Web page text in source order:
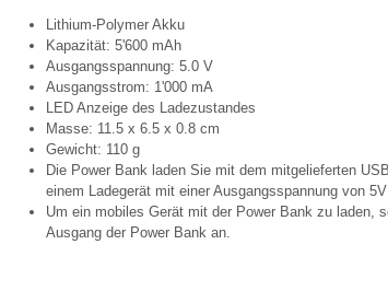
Lithium-Polymer Akku
Kapazität: 5'600 mAh
Ausgangsspannung: 5.0 V
Ausgangsstrom: 1'000 mA
LED Anzeige des Ladezustandes
Masse: 11.5 x 6.5 x 0.8 cm
Gewicht: 110 g
Die Power Bank laden Sie mit dem mitgelieferten
einem Ladegerät mit einer Ausgangsspannung von 5V
Um ein mobiles Gerät mit der Power Bank zu laden,
Ausgang der Power Bank an.